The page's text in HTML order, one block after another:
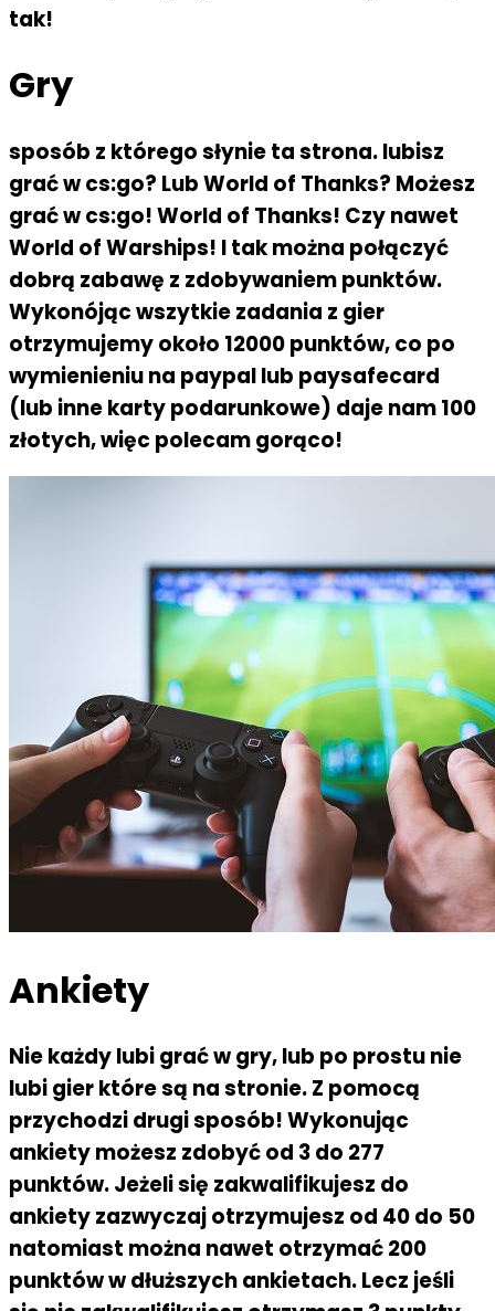
tak!
Gry
sposób z którego słynie ta strona. lubisz
grać w cs:go? Lub World of Thanks? Możesz
grać w cs:go! World of Thanks! Czy nawet
World of Warships! I tak można połączyć
dobrą zabawę z zdobywaniem punktów.
Wykonójąc wszytkie zadania z gier
otrzymujemy około 12000 punktów, co po
wymienieniu na paypal lub paysafecard
(lub inne karty podarunkowe) daje nam 100
złotych, więc polecam gorąco!
Ankiety
Nie każdy lubi grać w gry, lub po prostu nie
lubi gier które są na stronie. Z pomocą
przychodzi drugi sposób! Wykonując
ankiety możesz zdobyć od 3 do 277
punktów. Jeżeli się zakwalifikujesz do
ankiety zazwyczaj otrzymujesz od 40 do 50
natomiast można nawet otrzymać 200
punktów w dłuższych ankietach. Lecz jeśli